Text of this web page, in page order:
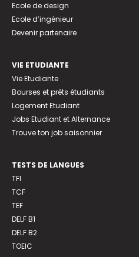
Ecole de design
Ecole d’ingénieur
Devenir partenaire
VIE ETUDIANTE
Vie Etudiante
Bourses et prêts étudiants
Logement Etudiant
Jobs Etudiant et Alternance
Trouve ton job saisonnier
TESTS DE LANGUES
TFI
TCF
TEF
DELF B1
DELF B2
TOEIC